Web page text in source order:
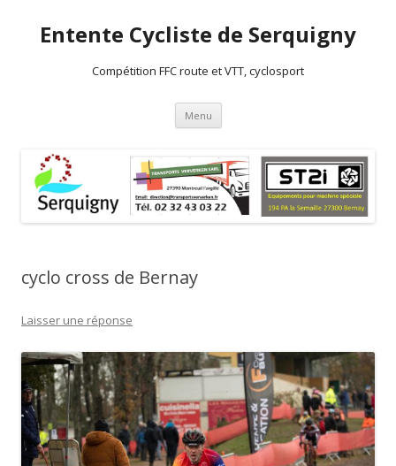
Entente Cycliste de Serquigny
Compétition FFC route et VTT, cyclosport
Menu Aller au contenu principal
cyclo cross de Bernay
Laisser une réponse